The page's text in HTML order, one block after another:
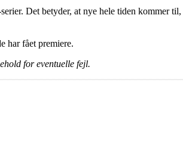
Det betyder, at nye hele tiden kommer
har fået premiere.
for eventuelle fejl.